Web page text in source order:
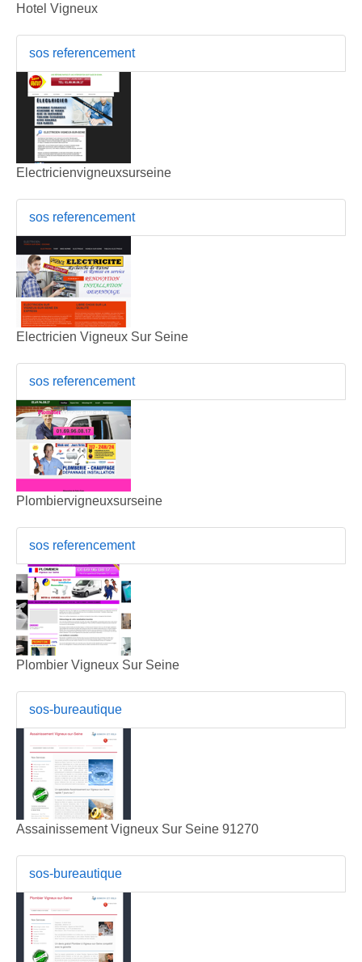
Hotel Vigneux
sos referencement
Electricienvigneuxsurseine
sos referencement
Electricien Vigneux Sur Seine
sos referencement
Plombiervigneuxsurseine
sos referencement
Plombier Vigneux Sur Seine
sos-bureautique
Assainissement Vigneux Sur Seine 91270
sos-bureautique